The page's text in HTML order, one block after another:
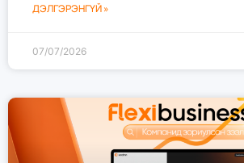
ДЭЛГЭРЭНГҮЙ »
07/07/2026